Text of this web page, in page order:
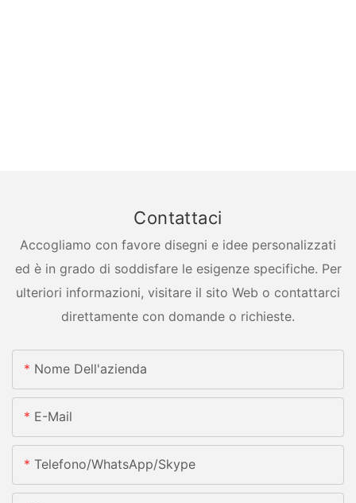
Contattaci
Accogliamo con favore disegni e idee personalizzati
ed è in grado di soddisfare le esigenze specifiche. Per
ulteriori informazioni, visitare il sito Web o contattarci
direttamente con domande o richieste.
Nome Dell'azienda
E-Mail
Telefono/whatsApp/skype